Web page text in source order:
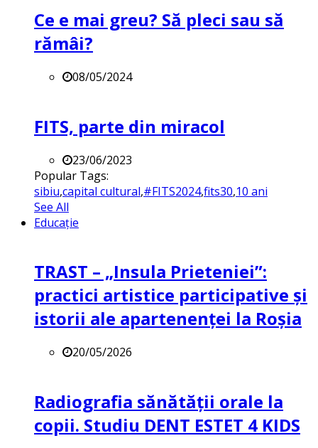
Ce e mai greu? Să pleci sau să
rămâi?
08/05/2024
FITS, parte din miracol
23/06/2023
Popular Tags:
sibiu,capital cultural,#FITS2024,fits30,10 ani
See All
Educație
TRAST – „Insula Prieteniei”:
practici artistice participative și
istorii ale apartenenței la Roșia
20/05/2026
Radiografia sănătății orale la
copii. Studiu DENT ESTET 4 KIDS